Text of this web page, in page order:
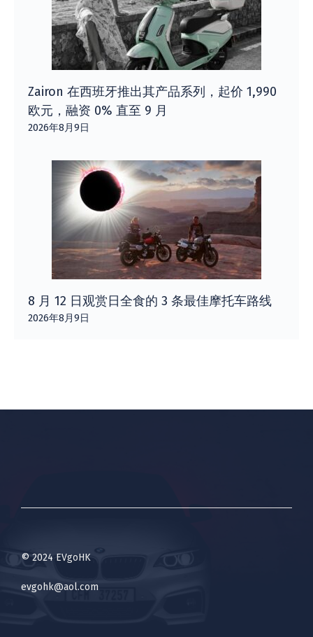
Zairon 在西班牙推出其产品系列，起价 1,990
欧元，融资 0% 直至 9 月
2026年8月9日
8 月 12 日观赏日全食的 3 条最佳摩托车路线
2026年8月9日
© 2024 EVgoHK
evgohk@aol.com